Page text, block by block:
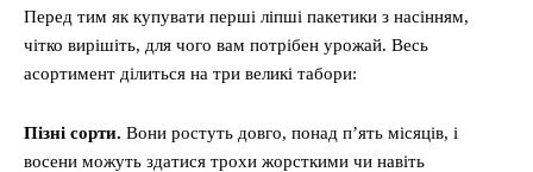
Перед тим як купувати перші ліпші пакетики з насінням,
чітко вирішіть, для чого вам потрібен урожай. Весь
асортимент ділиться на три великі табори:
Пізні сорти. Вони ростуть довго, понад п’ять місяців, і
восени можуть здатися трохи жорсткими чи навіть